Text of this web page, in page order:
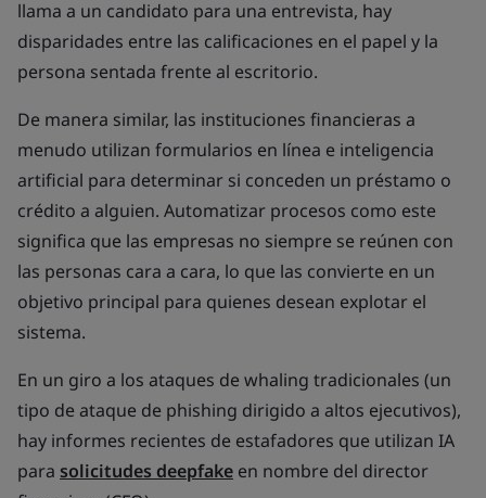
llama a un candidato para una entrevista, hay
disparidades entre las calificaciones en el papel y la
persona sentada frente al escritorio.
De manera similar, las instituciones financieras a
menudo utilizan formularios en línea e inteligencia
artificial para determinar si conceden un préstamo o
crédito a alguien. Automatizar procesos como este
significa que las empresas no siempre se reúnen con
las personas cara a cara, lo que las convierte en un
objetivo principal para quienes desean explotar el
sistema.
En un giro a los ataques de whaling tradicionales (un
tipo de ataque de phishing dirigido a altos ejecutivos),
hay informes recientes de estafadores que utilizan IA
para solicitudes deepfake en nombre del director